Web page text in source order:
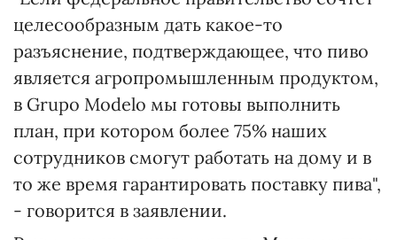
целесообразным дать какое-то
разъяснение, подтверждающее, что пиво
является агропромышленным продуктом,
в Grupo Modelo мы готовы выполнить
план, при котором более 75% наших
сотрудников смогут работать на дому и в
то же время гарантировать поставку пива",
- говорится в заявлении.